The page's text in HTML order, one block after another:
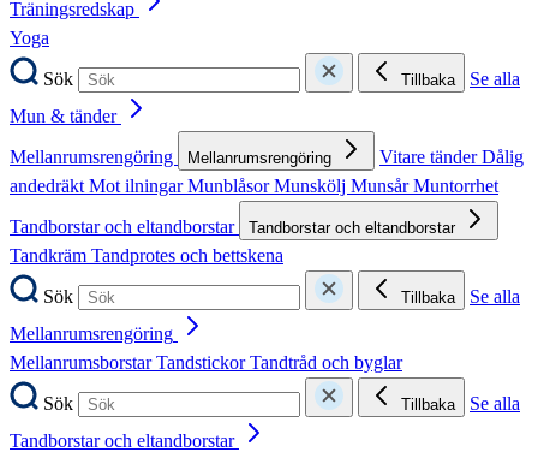
Träningsredskap
Yoga
Sök
Tillbaka
Se alla
Mun & tänder
Mellanrumsrengöring
Mellanrumsrengöring Vitare tänderDålig
andedräktMot ilningarMunblåsorMunskölj MunsårMuntorrhet
Tandborstar och eltandborstar
Tandborstar och eltandborstar
Tandkräm Tandprotes och bettskena
Sök
Tillbaka
Se alla
Mellanrumsrengöring
MellanrumsborstarTandstickorTandtråd och byglar
Sök
Tillbaka
Se alla
Tandborstar och eltandborstar